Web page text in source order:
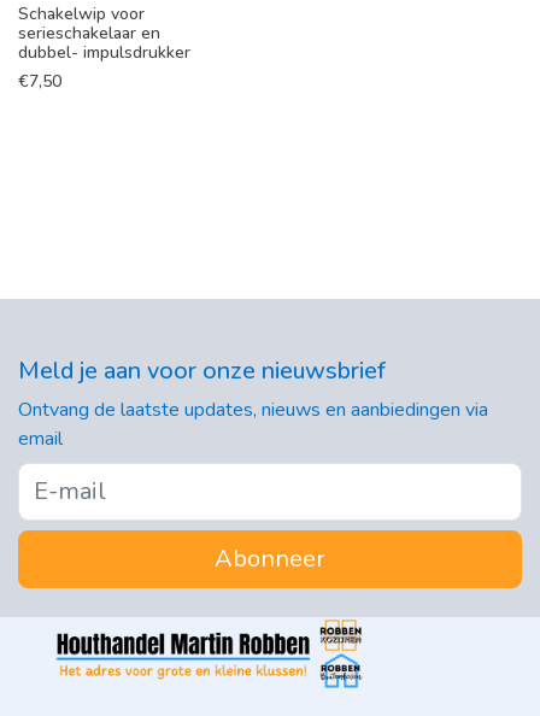
Schakelwip voor
serieschakelaar en
dubbel- impulsdrukker
€7,50
Meld je aan voor onze nieuwsbrief
Ontvang de laatste updates, nieuws en aanbiedingen via
email
Abonneer